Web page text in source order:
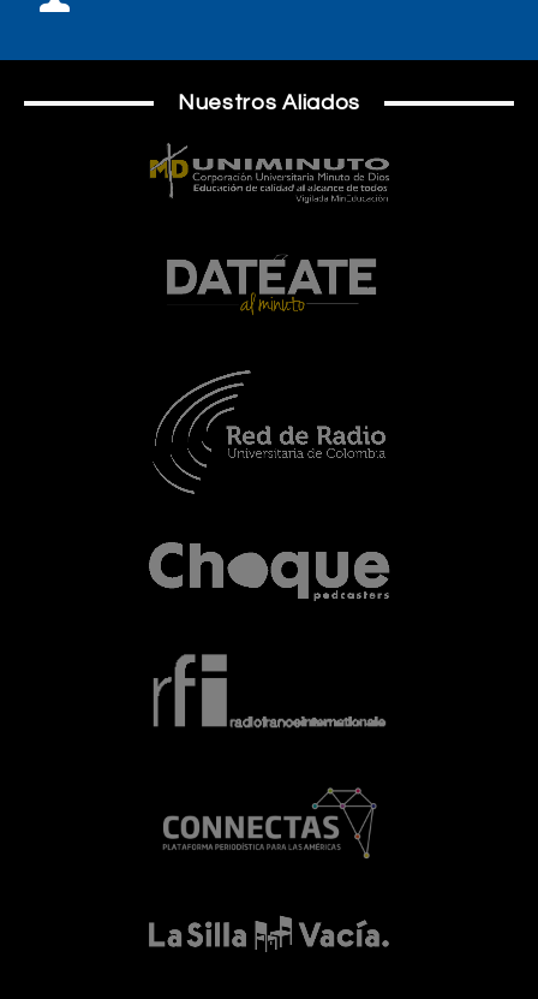
Nuestros Aliados